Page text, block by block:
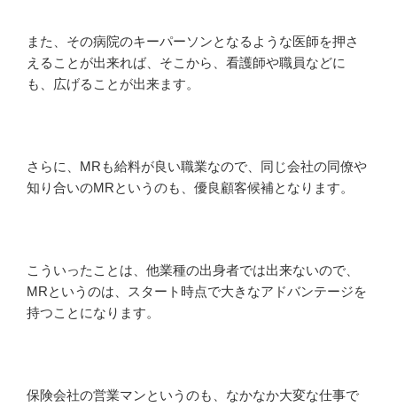
また、その病院のキーパーソンとなるような医師を押さ
えることが出来れば、そこから、看護師や職員などに
も、広げることが出来ます。
さらに、MRも給料が良い職業なので、同じ会社の同僚や
知り合いのMRというのも、優良顧客候補となります。
こういったことは、他業種の出身者では出来ないので、
MRというのは、スタート時点で大きなアドバンテージを
持つことになります。
保険会社の営業マンというのも、なかなか大変な仕事で